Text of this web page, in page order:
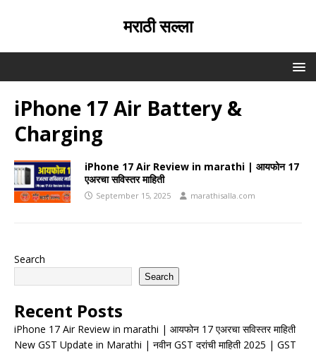
मराठी सल्ला
iPhone 17 Air Battery &
Charging
iPhone 17 Air Review in marathi | आयफोन 17
एअरचा सविस्तर माहिती
September 15, 2025 marathisalla.com
Search
Search
Recent Posts
iPhone 17 Air Review in marathi | आयफोन 17 एअरचा सविस्तर माहिती
New GST Update in Marathi | नवीन GST दरांची माहिती 2025 | GST